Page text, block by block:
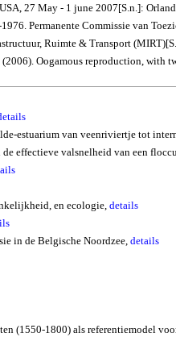
USA , 27 May - 1 june 2007[S.n .]:
Permanente Commissie van
Ruimte & Transport
(2006). Oogamous reproduction, with
estuarium van veenriviertje tot
effectieve valsnelheid van een
en ecologie, details
in de Belgische Noordzee, details
(1550-1800) als referentiemodel